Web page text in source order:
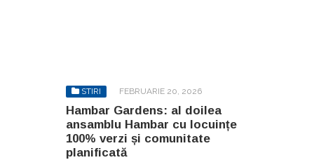
STIRI FEBRUARIE 20, 2026
Hambar Gardens: al doilea
ansamblu Hambar cu locuințe
100% verzi și comunitate
planificată